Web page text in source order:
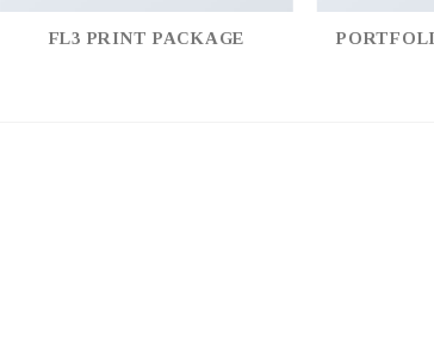
FL3 PRINT PACKAGE